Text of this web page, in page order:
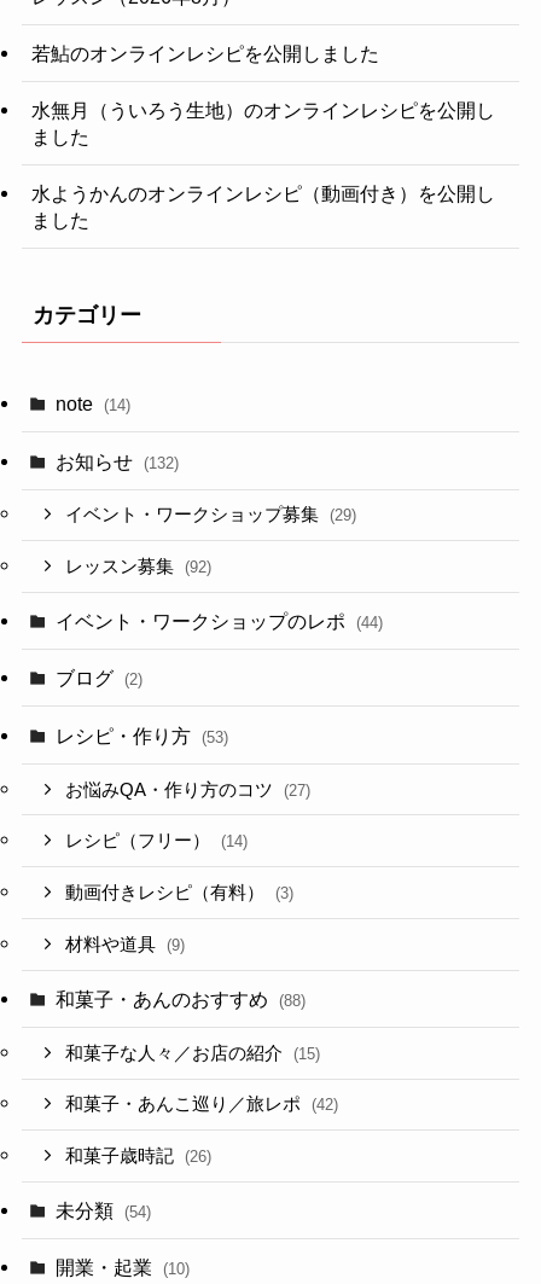
若鮎のオンラインレシピを公開しました
水無月（ういろう生地）のオンラインレシピを公開し
ました
水ようかんのオンラインレシピ（動画付き）を公開し
ました
カテゴリー
note (14)
お知らせ (132)
イベント・ワークショップ募集 (29)
レッスン募集 (92)
イベント・ワークショップのレポ (44)
ブログ (2)
レシピ・作り方 (53)
お悩みQA・作り方のコツ (27)
レシピ（フリー） (14)
動画付きレシピ（有料） (3)
材料や道具 (9)
和菓子・あんのおすすめ (88)
和菓子な人々／お店の紹介 (15)
和菓子・あんこ巡り／旅レポ (42)
和菓子歳時記 (26)
未分類 (54)
開業・起業 (10)